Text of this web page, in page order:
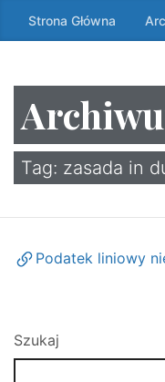
Przeskocz
do
↷
Strona Główna
Tag: zasada in
Podatek liniowy
Szukaj